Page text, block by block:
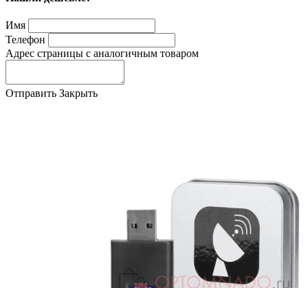
Имя
Телефон
Адрес страницы с аналогичным товаром
Отправить Закрыть